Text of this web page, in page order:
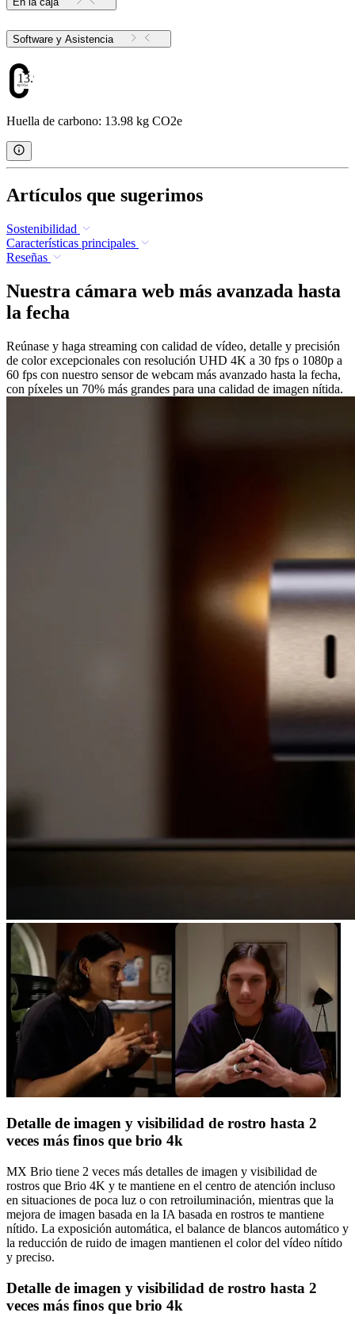
Software y Asistencia
13.98
Huella de carbono: 13.98 kg CO2e
Artículos que sugerimos
Sostenibilidad
Características principales
Reseñas
Nuestra cámara web más avanzada hasta
la fecha
Reúnase y haga streaming con calidad de vídeo, detalle y precisión
de color excepcionales con resolución UHD 4K a 30 fps o 1080p a
60 fps con nuestro sensor de webcam más avanzado hasta la fecha,
con píxeles un 70% más grandes para una calidad de imagen nítida.
Detalle de imagen y visibilidad de rostro hasta 2
veces más finos que brio 4k
MX Brio tiene 2 veces más detalles de imagen y visibilidad de
rostros que Brio 4K y te mantiene en el centro de atención incluso
en situaciones de poca luz o con retroiluminación, mientras que la
mejora de imagen basada en la IA basada en rostros te mantiene
nítido. La exposición automática, el balance de blancos automático y
la reducción de ruido de imagen mantienen el color del vídeo nítido
y preciso.
Detalle de imagen y visibilidad de rostro hasta 2
veces más finos que brio 4k